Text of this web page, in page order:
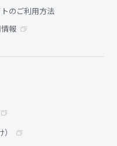
のご利用方法
報